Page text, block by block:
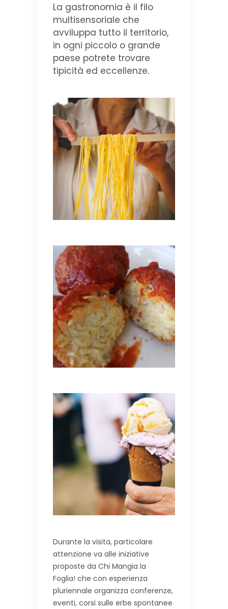
La gastronomia è il filo
multisensoriale che
avviluppa tutto il territorio,
in ogni piccolo o grande
paese potrete trovare
tipicità ed eccellenze.
Durante la visita, particolare
attenzione va alle iniziative
proposte da Chi Mangia la
Foglia! che con esperienza
pluriennale organizza conferenze,
eventi, corsi sulle erbe spontanee